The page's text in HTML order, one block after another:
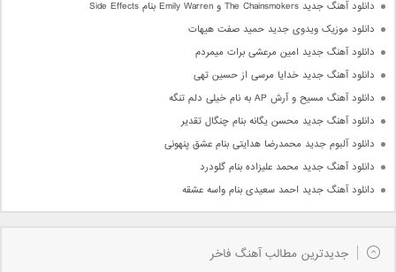
دانلود آهنگ جدید The Chainsmokers و Emily Warren بنام Side Effects
دانلود موزیک ویدوی جدید حمید صفت هیهات
دانلود آهنگ جدید امین مرعشی برات میمردم
دانلود آهنگ جدید خدایا مرسی از حسین تهی
دانلود آهنگ مسیح و آرش AP به نام خیلی دلم تنگه
دانلود آهنگ جدید محسن یگانه بنام چنگال تقدیر
دانلود آلبوم جدید محمدرضا هدایتی بنام عشق پنهونی
دانلود آهنگ جدید محمد علیزاده بنام گلودرد
دانلود آهنگ جدید احمد سعیدی بنام واسه عشقه
جدیدترین مطالب آهنگ فاخر